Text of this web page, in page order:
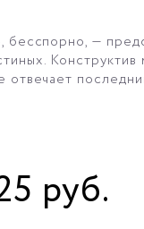
бесспорно, —
отвечает
руб.